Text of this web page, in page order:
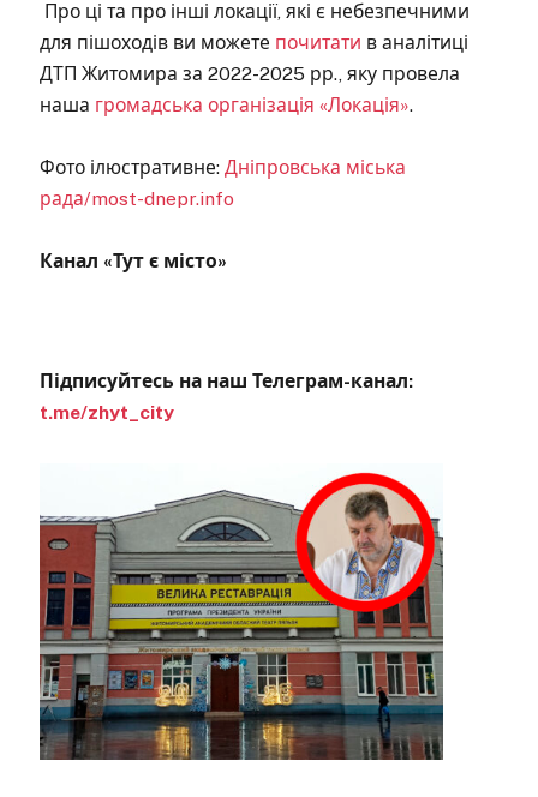
Про ці та про інші локації, які є небезпечними
для пішоходів ви можете почитати в аналітиці
ДТП Житомира за 2022-2025 рр., яку провела
наша громадська організація «Локація».
Фото ілюстративне: Дніпровська міська
рада/most-dnepr.info
Канал «Тут є місто»
Підписуйтесь на наш Телеграм-канал:
t.me/zhyt_city